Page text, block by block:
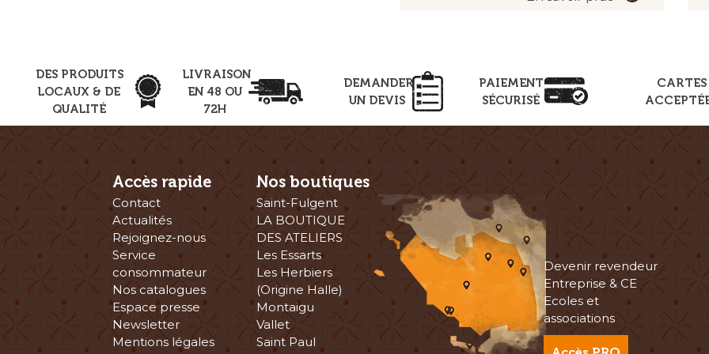
DES PRODUITS
LOCAUX & DE
QUALITÉ
LIVRAISON
EN 48 OU
72H
DEMANDER
UN DEVIS
PAIEMENT
SÉCURISÉ
CARTES
Accès rapide
Contact
Actualités
Rejoignez-nous
Service
consommateur
Nos catalogues
Espace presse
Newsletter
Mentions légales
Nos boutiques
Saint-Fulgent
LA BOUTIQUE
DES ATELIERS
Les Essarts
Les Herbiers
(Origine Halle)
Montaigu
Vallet
Saint Paul
Devenir revendeur
Entreprise & CE
Ecoles et
associations